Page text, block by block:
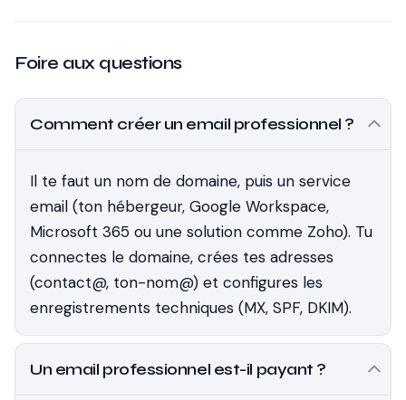
Foire aux questions
Comment créer un email professionnel ?
Il te faut un nom de domaine, puis un service
email (ton hébergeur, Google Workspace,
Microsoft 365 ou une solution comme Zoho). Tu
connectes le domaine, crées tes adresses
(contact@, ton-nom@) et configures les
enregistrements techniques (MX, SPF, DKIM).
Un email professionnel est-il payant ?